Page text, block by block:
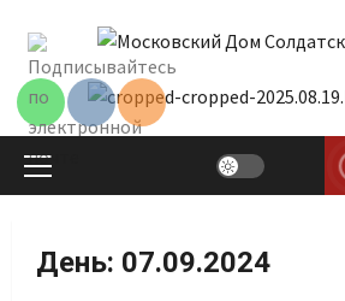
содержимому
Основное
День: 07.09.2024